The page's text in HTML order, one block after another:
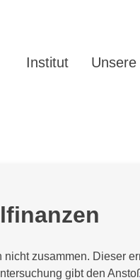
Institut
zusammen. Dieser
gibt den